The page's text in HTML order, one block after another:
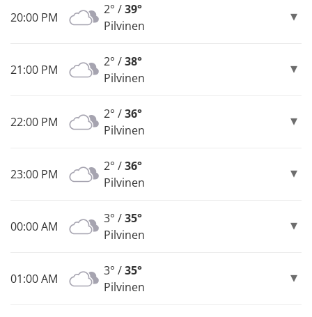
20:00 PM
2° /39°
Pilvinen
21:00 PM
2° /38°
Pilvinen
22:00 PM
2° /36°
Pilvinen
23:00 PM
2° /36°
Pilvinen
00:00 AM
3° /35°
Pilvinen
01:00 AM
3° /35°
Pilvinen